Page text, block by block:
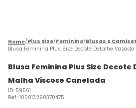
Plus Size Feminino Blusas e
Blusa Feminina Plus Size Decote Detalhe
Blusa Feminina Plus Size
Malha Viscose Canelada
ID: 59561
Ref.: 100013290370475